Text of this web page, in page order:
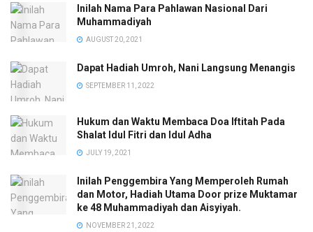
Inilah Nama Para Pahlawan Nasional Dari
Muhammadiyah
AUGUST 20, 2021
Dapat Hadiah Umroh, Nani Langsung Menangis
SEPTEMBER 11, 2022
Hukum dan Waktu Membaca Doa Iftitah Pada
Shalat Idul Fitri dan Idul Adha
JULY 19, 2021
Inilah Penggembira Yang Memperoleh Rumah
dan Motor, Hadiah Utama Door prize Muktamar
ke 48 Muhammadiyah dan Aisyiyah.
NOVEMBER 21, 2022